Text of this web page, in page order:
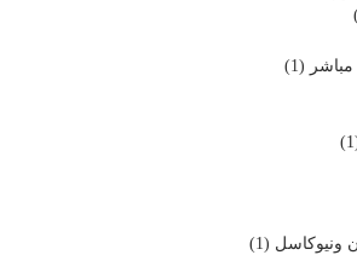
مباشر (1)
ونيوكاسل (1)